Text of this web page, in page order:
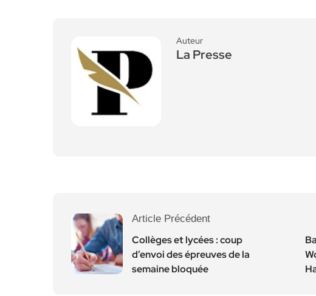
Auteur
La Presse
Article Précédent
Collèges et lycées : coup
d’envoi des épreuves de la
semaine bloquée